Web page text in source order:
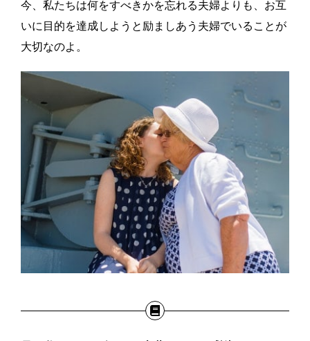
今、私たちは何をすべきかを忘れる夫婦よりも、お互
いに目的を達成しようと励ましあう夫婦でいることが
大切なのよ。